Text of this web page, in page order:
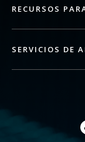
RECURSOS
SERVICIOS DE